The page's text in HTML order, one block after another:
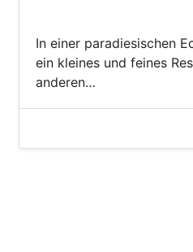
In einer paradiesischen
ein kleines und feines
anderen…